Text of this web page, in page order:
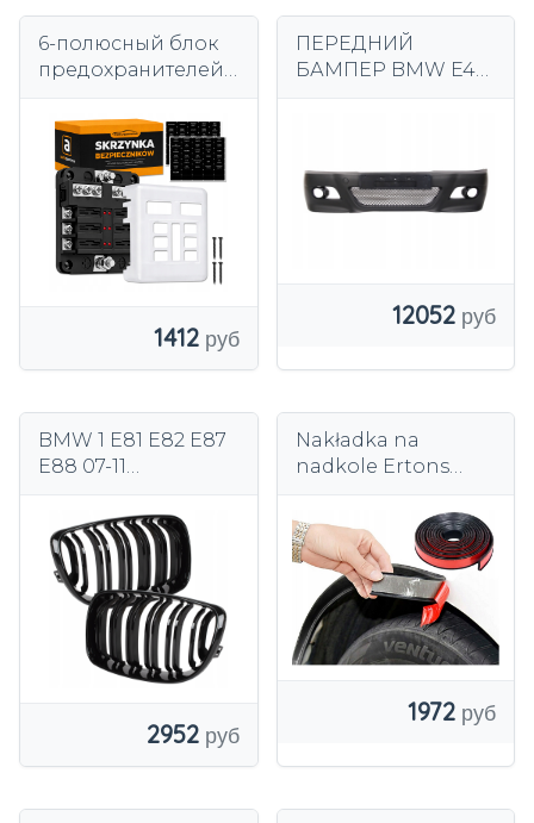
6-полюсный блок
предохранителей
питания
Предохранители
ATO ATC
1412
ПЕРЕДНИЙ
БАМПЕР BMW E46
12052
BMW 1 E81 E82 E87
E88 07-11
РЕШЕТКА ПОЧЕК
ЧЕРНАЯ
ГЛЯНЦЕВАЯ
ДВОЙНАЯ ПЛАНКА
2952
Nakładka na
nadkole Ertons
cm
1972